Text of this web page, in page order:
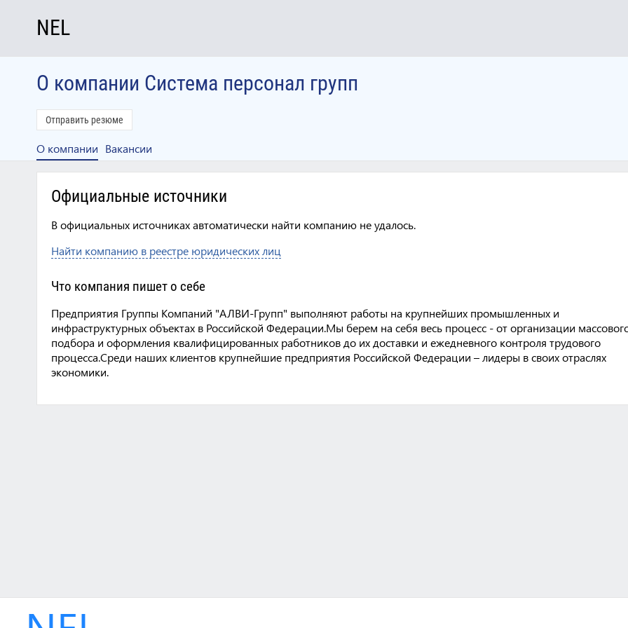
NEL
О компании Система персонал групп
Отправить резюме
О компании Вакансии
Официальные источники
В официальных источниках автоматически найти компанию не удалось.
Найти компанию в реестре юридических лиц
Что компания пишет о себе
Предприятия Группы Компаний "АЛВИ-Групп" выполняют работы на крупнейших промышленных и
инфраструктурных объектах в Российской Федерации.Мы берем на себя весь процесс - от организации
подбора и оформления квалифицированных работников до их доставки и ежедневного контроля трудового
процесса.Среди наших клиентов крупнейшие предприятия Российской Федерации – лидеры в своих отраслях
экономики.